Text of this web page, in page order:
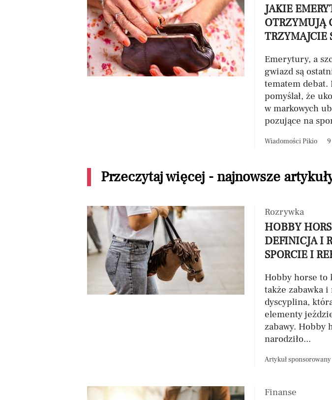
JAKIE
OTRZYMUJĄ
TRZYMAJCIE
Emerytury, a
gwiazd są
tematem debat.
pomyślał, że
w markowych
pozujące na
Wiadomości Pikio
Przeczytaj więcej - najnowsze
Rozrywka
HOBBY
DEFINICJA I
SPORCIE I
Hobby horse to
także zabawka i
dyscyplina,
elementy
zabawy. Hobby
narodziło...
Artykuł sponsorowany
Finanse